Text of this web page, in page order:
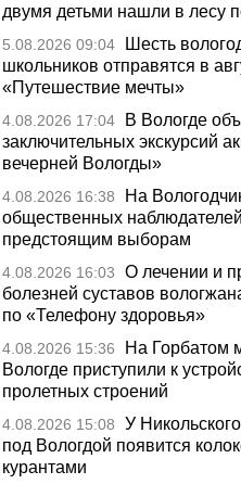
двумя детьми нашли в лесу
5.08.2026 09:04
Шесть
школьников отправятся в
«Путешествие мечты»
4.08.2026 17:04
В Вологде
заключительных экскурсий
вечерней Вологды»
4.08.2026 16:38
На
общественных
предстоящим выборам
4.08.2026 16:03
О лечении и
болезней суставов
по «Телефону здоровья»
4.08.2026 15:36
На Горбатом
Вологде приступили к
пролетных строений
4.08.2026 15:08
У
под Вологдой появится
курантами